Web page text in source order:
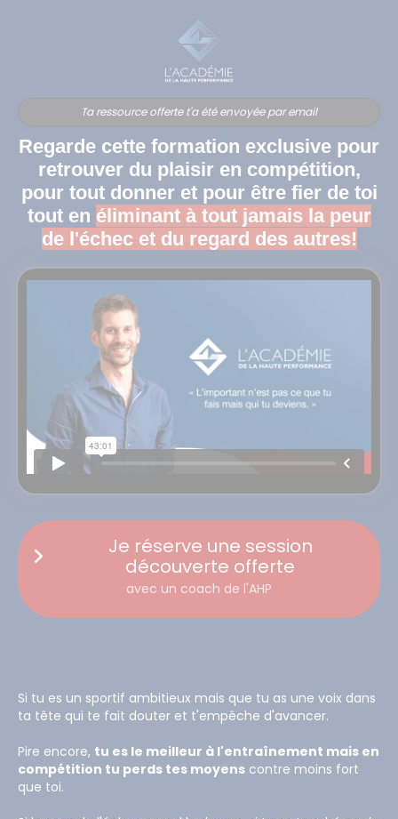
Ta ressource offerte t'a été envoyée par email
Regarde cette formation exclusive pour
retrouver du plaisir en compétition,
pour tout donner et pour être fier de toi
tout en éliminant à tout jamais la peur
de l'échec et du regard des autres!
Je réserve une session
découverte offerte
avec un coach de l'AHP
Si tu es un sportif ambitieux mais que tu as une voix dans
ta tête qui te fait douter et t'empêche d'avancer.
Pire encore, tu es le meilleur à l'entraînement mais en
compétition tu perds tes moyens contre moins fort
que toi.